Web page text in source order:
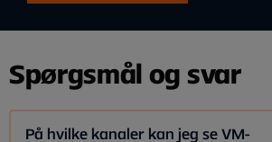
Spørgsmål og svar
På hvilke kanaler kan jeg se VM-